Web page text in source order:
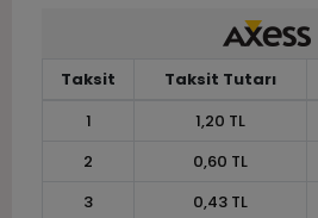
Taksit Taksit Tutarı
1
1,20 TL
2
0,60 TL
3
0,43 TL